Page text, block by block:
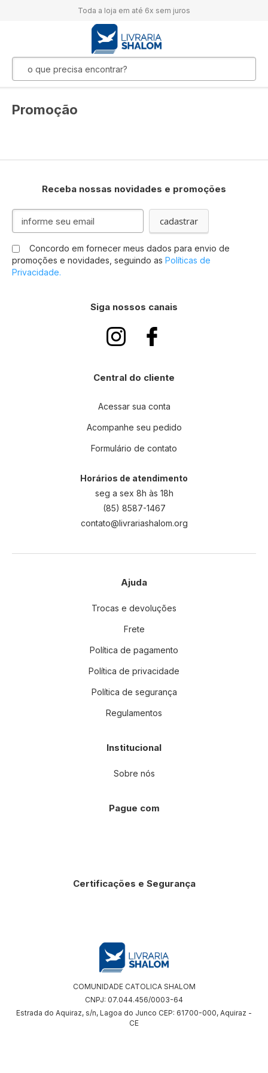
Toda a loja em até 6x sem juros
Promoção
Receba nossas novidades e promoções
Inscreva-
nossa
Newsletter:
cadastrar
Concordo em fornecer meus dados para envio de
promoções e novidades, seguindo as Políticas de
Privacidade.
Siga nossos canais
Central do cliente
Acessar sua conta
Acompanhe seu pedido
Formulário de contato
Horários de atendimento
seg a sex 8h às 18h
(85) 8587-1467
contato@livrariashalom.org
Ajuda
Trocas e devoluções
Frete
Política de pagamento
Política de privacidade
Política de segurança
Regulamentos
Institucional
Sobre nós
Pague com
Certificações e Segurança
COMUNIDADE CATOLICA SHALOM
CNPJ: 07.044.456/0003-64
Estrada do Aquiraz, s/n, Lagoa do Junco CEP: 61700-000, Aquiraz -
CE